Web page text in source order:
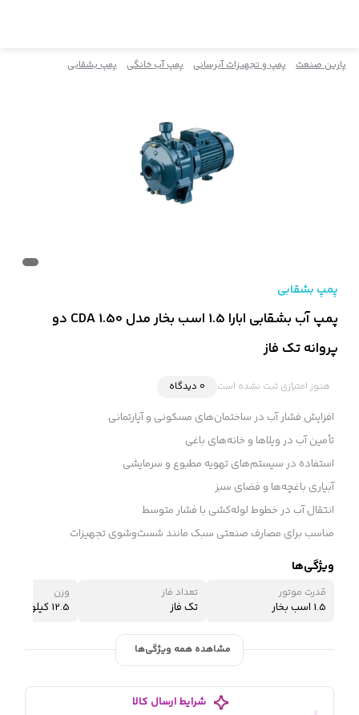
پارین صنعت پمپ و تجهیزات آبرسانی پمپ آب خانگی پمپ بشقابی
پمپ بشقابی
پمپ آب بشقابی ابارا 1.5 اسب بخار مدل CDA 1.50 دو
پروانه تک فاز
هنوز امتیازی ثبت نشده است 0 دیدگاه
افزایش فشار آب در ساختمان‌های مسکونی و آپارتمانی
تأمین آب در ویلاها و خانه‌های باغی
استفاده در سیستم‌های تهویه مطبوع و سرمایشی
آبیاری باغچه‌ها و فضای سبز
انتقال آب در خطوط لوله‌کشی با فشار متوسط
مناسب برای مصارف صنعتی سبک مانند شست‌وشوی تجهیزات
ویژگی‌ها
قدرت موتور
1.5 اسب بخار
تعداد فاز
تک فاز
وزن
12.5 کیلوگرم
مشاهده همه ویژگی‌ها
شرایط ارسال کالا